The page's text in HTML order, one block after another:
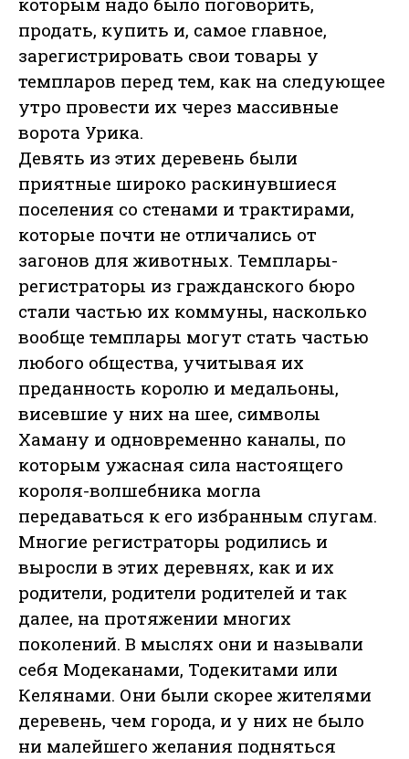
продать, купить и, самое главное,
зарегистрировать свои товары у
темпларов перед тем, как на следующее
утро провести их через массивные
ворота Урика.
Девять из этих деревень были
приятные широко раскинувшиеся
поселения со стенами и трактирами,
которые почти не отличались от
загонов для животных. Темплары-
регистраторы из гражданского бюро
стали частью их коммуны, насколько
вообще темплары могут стать частью
любого общества, учитывая их
преданность королю и медальоны,
висевшие у них на шее, символы
Хаману и одновременно каналы, по
которым ужасная сила настоящего
короля-волшебника могла
передаваться к его избранным слугам.
Многие регистраторы родились и
выросли в этих деревнях, как и их
родители, родители родителей и так
далее, на протяжении многих
поколений. В мыслях они и называли
себя Модеканами, Тодекитами или
Келянами. Они были скорее жителями
деревень, чем города, и у них не было
ни малейшего желания подняться